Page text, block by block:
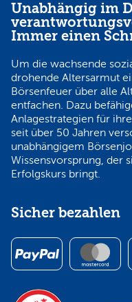
Unabhängig im
Immer einen
Um die wachsende
drohende Altersarmut
Börsenfeuer über alle
entfachen. Dazu
Anlagestrategien für
seit über 50 Jahren
unabhängigem
Wissensvorsprung, der
Erfolgskurs bringt.
Sicher bezahlen